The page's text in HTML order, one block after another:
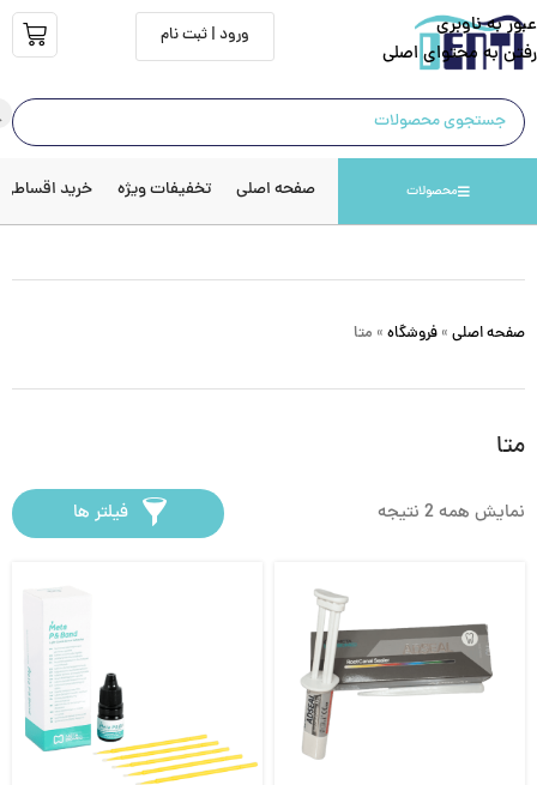
عبور به ناوبری
رفتن به محتوای اصلی
ورود | ثبت نام
محصولات صفحه اصلی تخفیفات ویژه خرید اقساطی
صفحه اصلی » فروشگاه » متا
متا
نمایش همه 2 نتیجه فیلتر ها